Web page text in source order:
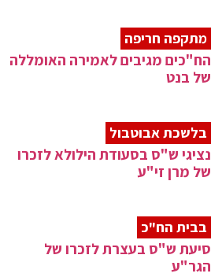
מתקפה חריפה
הח"כים מגיבים לאמירה האומללה
של בנט
בלשכת אבוטבול
נציגי ש"ס בסעודת הילולא לזכרו
של מרן זי"ע
בבית הח"כ
סיעת ש"ס בעצרת לזכרו של
הגר"ע